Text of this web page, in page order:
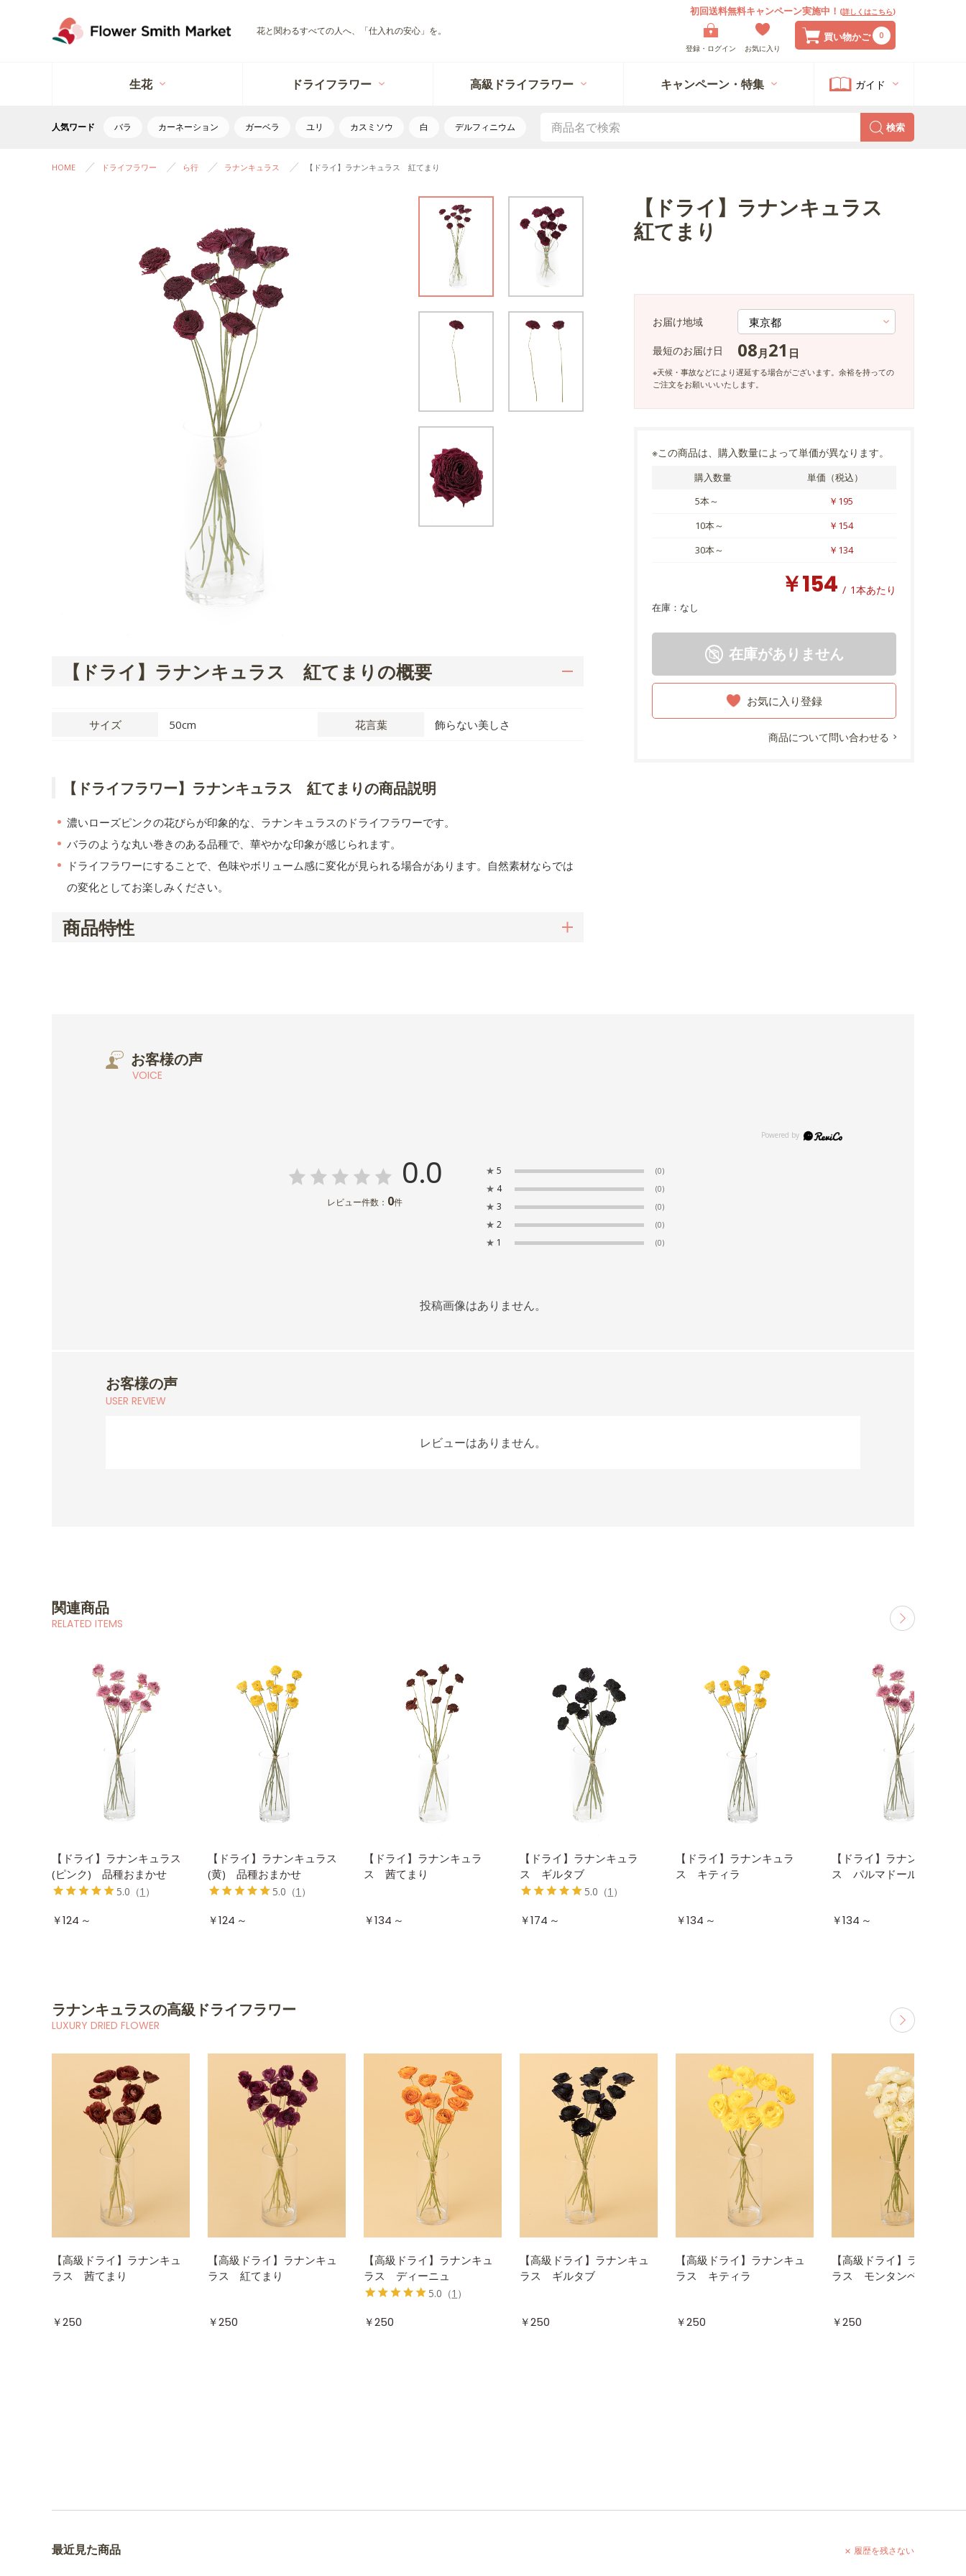
花と関わるすべての人へ、「仕入れの安心」を。
登録・ログイン お気に入り
初回送料無料キャンペーン実施中！ (詳しくはこちら)
買い物かご 0
生花 ドライフラワー 高級ドライフラワー キャンペーン・特集 ガイド
人気ワード バラ カーネーション ガーベラ ユリ カスミソウ 白 デルフィニウム 検索
HOME ドライフラワー ら行 ラナンキュラス 【ドライ】ラナンキュラス 紅てまり
【ドライ】ラナンキュラス 紅てまりの概要
サイズ 50cm 花言葉 飾らない美しさ
【ドライフラワー】ラナンキュラス 紅てまりの商品説明
濃いローズピンクの花びらが印象的な、ラナンキュラスのドライフラワーです。
バラのような丸い巻きのある品種で、華やかな印象が感じられます。
ドライフラワーにすることで、色味やボリューム感に変化が見られる場合があります。自然素材ならでは
の変化としてお楽しみください。
商品特性
【ドライ】ラナンキュラス
紅てまり
お届け地域
最短のお届け日 08月21 日
※天候・事故などにより遅延する場合がございます。余裕を持っての
ご注文をお願いいいたします。
※この商品は、購入数量によって単価が異なります。
購入数量
単価（税込）
5本～
￥195
10本～
￥154
30本～
￥134
￥154 / 1本あたり
在庫： なし
在庫がありません
お気に入り登録
商品について問い合わせる
お客様の声
VOICE
0.0
レビュー件数： 0件
★ 5 (0)
★ 4 (0)
★ 3 (0)
★ 2 (0)
★ 1 (0)
投稿画像はありません。
お客様の声
USER REVIEW
レビューはありません。
関連商品
RELATED ITEMS
【ドライ】ラナンキュラス
(ピンク) 品種おまかせ
5.0 （1 ）
￥124 ～
【ドライ】ラナンキュラス
(黄) 品種おまかせ
5.0 （1 ）
￥124 ～
【ドライ】ラナンキュラ
ス 茜てまり
￥134 ～
【ドライ】ラナンキュラ
ス ギルタブ
5.0 （1 ）
￥174 ～
【ドライ】ラナンキュラ
ス キティラ
￥134 ～
【ドライ】ラナンキュラ
ス パルマドール
￥134 ～
ラナンキュラスの高級ドライフラワー
LUXURY DRIED FLOWER
【高級ドライ】ラナンキュ
ラス 茜てまり
￥250
【高級ドライ】ラナンキュ
ラス 紅てまり
￥250
【高級ドライ】ラナンキュ
ラス ディーニュ
5.0 （1 ）
￥250
【高級ドライ】ラナンキュ
ラス ギルタブ
￥250
【高級ドライ】ラナンキュ
ラス キティラ
￥250
【高級ドライ】ラナンキュ
ラス モンタンベール
￥250
最近見た商品 履歴を残さない